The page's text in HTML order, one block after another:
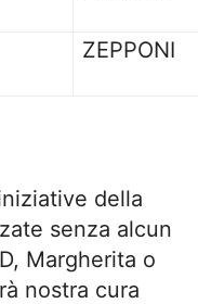
ZEPPONI
della
senza alcun
Margherita o
nostra cura